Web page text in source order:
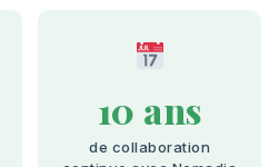
10 ans
de collaboration